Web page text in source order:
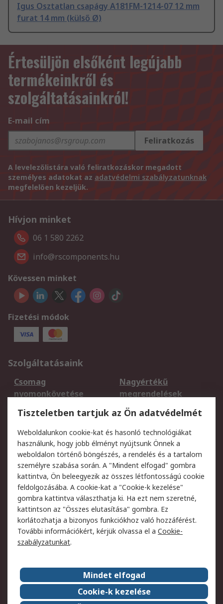
Igus Osztatlan csapágy A181FM-1214-07 12 mm
furat 14 mm (külső Ø)
Értesüljön elsőként legújabb
termékeinkről és
szolgáltatásainkról!
E-mail cím
Feliratkozás
A levelezőlistára való feliratkozáskor megadott
személyes adatokat az adatvédelmi szabályzatunknak
megfelelően kezeljük.
Hívjon minket
06 1 580 2262
info@rscomponents.hu
Kövessen minket
Fizetési módok
Szolgáltatásaink
Csomag
nyomonkövetése
Nagyértékű
megrendelések
Regisztráció
Szállítás
Termékvisszaküldés
Szolgáltatások
Jogi
Adatvédelmi
szabályzat
Az RS értékesítési
feltételei
Cookie szabályzat
Email biztonság
Webhelyre vonatkozó
feltételek
Weboldal felhasználói
szabályzata
Képviseletek
Rólunk
Vállalatcsoport
Tiszteletben tartjuk az Ön adatvédelmét
Weboldalunkon cookie-kat és hasonló technológiákat
használunk, hogy jobb élményt nyújtsunk Önnek a
weboldalon történő böngészés, a rendelés és a tartalom
személyre szabása során. A "Mindent elfogad" gombra
kattintva, Ön beleegyezik az összes létfontosságú cookie
feldolgozásába. A cookie-kat a "Cookie-k kezelése"
gombra kattintva választhatja ki. Ha ezt nem szeretné,
kattintson az "Összes elutasítása" gombra. Ez
korlátozhatja a bizonyos funkciókhoz való hozzáférést.
További információkért, kérjük olvassa el a Cookie-
szabályzatunkat.
Mindet elfogad
Cookie-k kezelése